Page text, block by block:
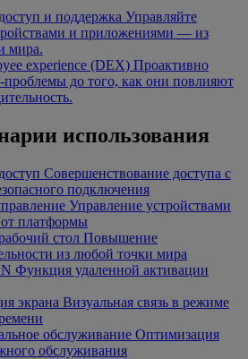
и поддержка Управляйте
и приложениями — из
мира.
experience (DEX) Проактивно
до того, как они повлияют
использования
Совершенствование доступа с
подключения
Управление устройствами
платформы
стол Повышение
из любой точки мира
Функция удаленной активации
экрана Визуальная связь в режиме
обслуживание Оптимизация
обслуживания